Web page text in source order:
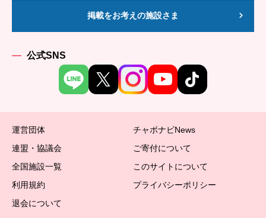
掲載をお考えの施設さま
公式SNS
運営団体
チャボナビNews
連盟・協議会
ご寄付について
全国施設一覧
このサイトについて
利用規約
プライバシーポリシー
退会について